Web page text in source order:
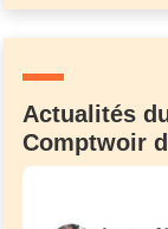
Actualités
Comptwoir